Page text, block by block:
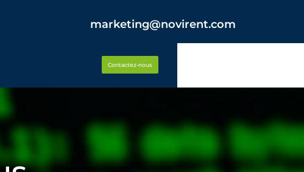
marketing@novirent.com
Contactez-nous